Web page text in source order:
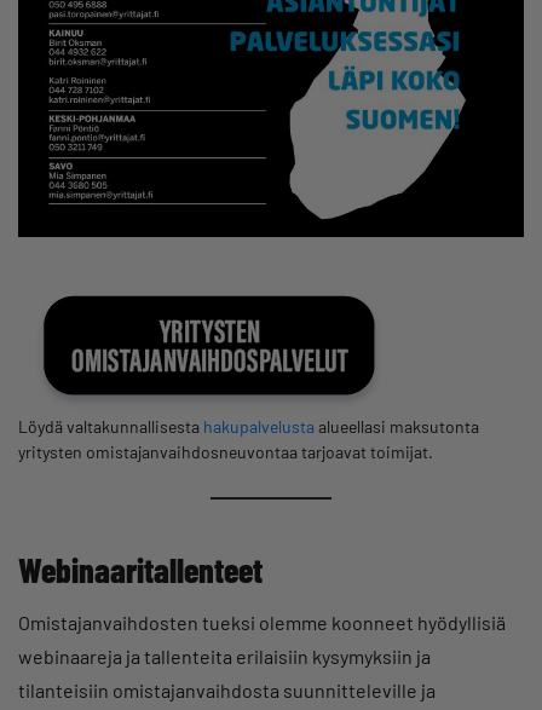
Löydä valtakunnallisesta hakupalvelustaalueellasi maksutonta
yritysten omistajanvaihdosneuvontaa tarjoavat toimijat.
Webinaaritallenteet
Omistajanvaihdosten tueksi olemme koonneet hyödyllisiä
webinaareja ja tallenteita erilaisiin kysymyksiin ja
tilanteisiin omistajanvaihdosta suunnitteleville ja